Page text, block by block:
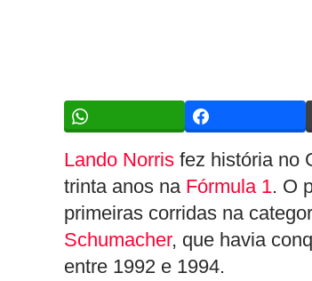
Lando Norris fez história no
trinta anos na Fórmula 1. O
primeiras corridas na
Schumacher, que havia
entre 1992 e 1994.